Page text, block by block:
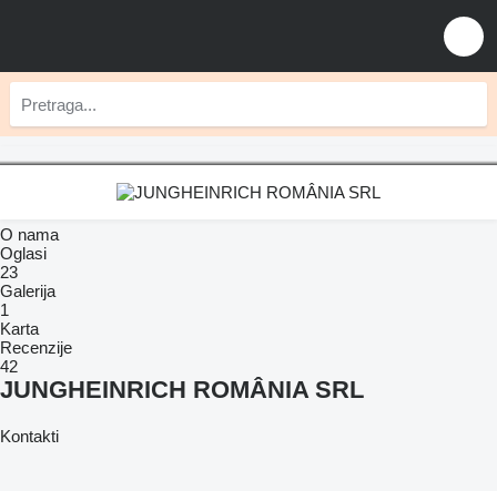
O nama
Oglasi
23
Galerija
1
Karta
Recenzije
42
JUNGHEINRICH ROMÂNIA SRL
Kontakti